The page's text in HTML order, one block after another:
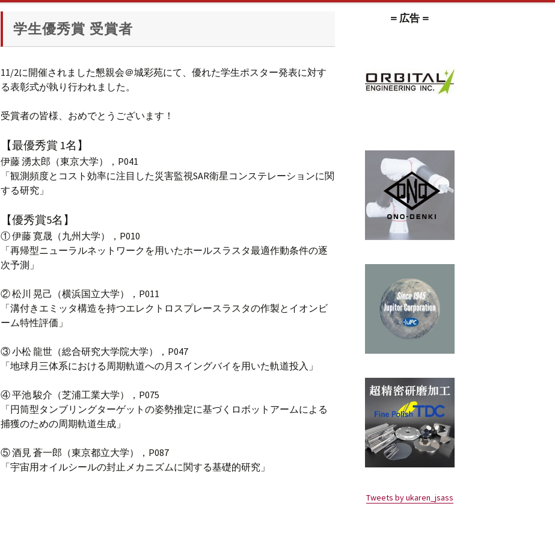
学生優秀賞 受賞者
11/2に開催されました懇親会＠城彩苑にて、優れた学生ポスター発表に対す
る表彰式が執り行われました。
受賞者の皆様、おめでとうございます！
【最優秀賞 1名】
伊藤 湧太郎（東京大学），P041
「観測頻度とコスト効率に注目した災害監視SAR衛星コンステレーションに関
する研究」
【優秀賞5名】
① 伊藤 寛晟（九州大学），P010
「再帰型ニューラルネットワークを用いたホールスラスタ最適作動条件の逐
次予測」
② 松川 晃己（横浜国立大学），P011
「溝付きエミッタ構造を持つエレクトロスプレースラスタの作製とイオンビ
ーム特性評価」
③ 小松 龍世（総合研究大学院大学），P047
「地球月三体系における周期軌道への月スイングバイを用いた軌道投入」
④ 平池 駿介（芝浦工業大学），P075
「円筒型タンブリングターゲットの姿勢推定に基づくロボットアームによる
捕獲のための周期軌道生成」
⑤ 酒見 蒼一郎（東京都立大学），P087
「宇宙用オイルシールの封止メカニズムに関する基礎的研究」
＝広告＝
Tweets by ukaren_jsass